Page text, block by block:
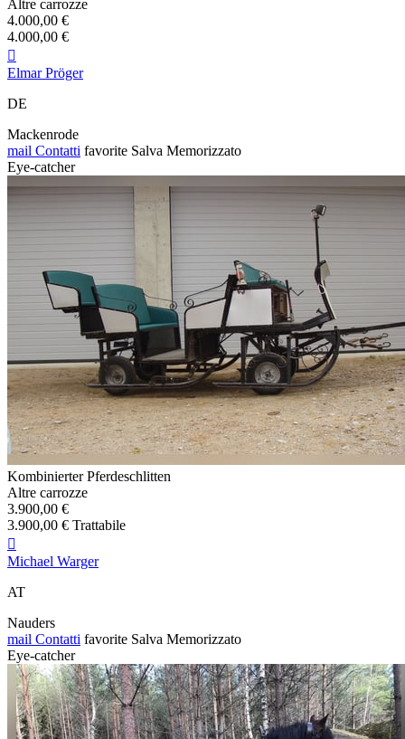
Altre carrozze
4.000,00 €
4.000,00 €

Elmar Pröger
DE
Mackenrode
mail Contatti favorite Salva Memorizzato
Eye-catcher
Kombinierter Pferdeschlitten
Altre carrozze
3.900,00 €
3.900,00 € Trattabile

Michael Warger
AT
Nauders
mail Contatti favorite Salva Memorizzato
Eye-catcher